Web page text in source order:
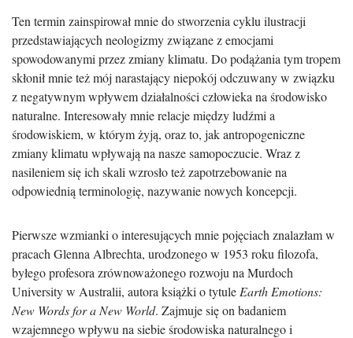
Ten termin zainspirował mnie do stworzenia cyklu ilustracji
przedstawiających neologizmy związane z emocjami
spowodowanymi przez zmiany klimatu. Do podążania tym tropem
skłonił mnie też mój narastający niepokój odczuwany w związku
z negatywnym wpływem działalności człowieka na środowisko
naturalne. Interesowały mnie relacje między ludźmi a
środowiskiem, w którym żyją, oraz to, jak antropogeniczne
zmiany klimatu wpływają na nasze samopoczucie. Wraz z
nasileniem się ich skali wzrosło też zapotrzebowanie na
odpowiednią terminologię, nazywanie nowych koncepcji.
Pierwsze wzmianki o interesujących mnie pojęciach znalazłam w
pracach Glenna Albrechta, urodzonego w 1953 roku filozofa,
byłego profesora zrównoważonego rozwoju na Murdoch
University w Australii, autora książki o tytule Earth Emotions:
New Words for a New World. Zajmuje się on badaniem
wzajemnego wpływu na siebie środowiska naturalnego i